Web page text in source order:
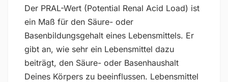
Der PRAL-Wert (Potential Renal Acid Load) ist
ein Maß für den Säure- oder
Basenbildungsgehalt eines Lebensmittels. Er
gibt an, wie sehr ein Lebensmittel dazu
beiträgt, den Säure- oder Basenhaushalt
Deines Körpers zu beeinflussen. Lebensmittel